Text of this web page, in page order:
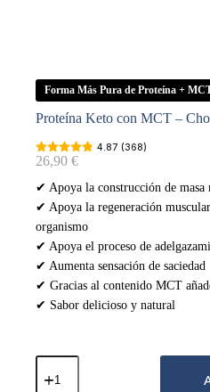
Forma Más Pura de Proteína +
Proteína Keto con MCT –
4.87 (368)
26,90 €
✔ Apoya la construcción de masa
✔ Apoya la regeneración
organismo
✔ Apoya el proceso de
✔ Aumenta sensación de saciedad
✔ Gracias al contenido MCT
✔ Sabor delicioso y natural
Proteína
Keto